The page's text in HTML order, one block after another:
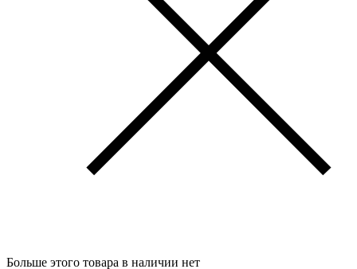
Больше этого товара в наличии нет